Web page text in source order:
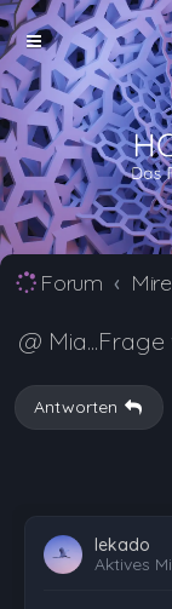
Forum
@
Antworten
lekado
Aktives